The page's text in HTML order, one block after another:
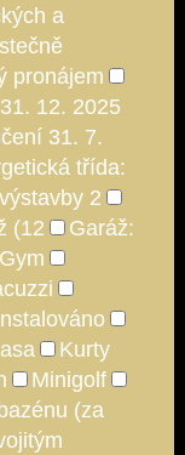
a
pronájem
12. 2025
31. 7.
třída:
2
(12
Garáž:
Gym
Kurty
Minigolf
(za